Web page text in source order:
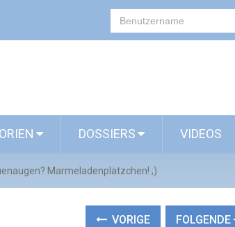
DOSSIERS VIDEOS
Marmeladenplätzchen! ;)
VORIGE FOLGENDE